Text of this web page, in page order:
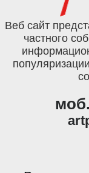
Веб сайт
частного